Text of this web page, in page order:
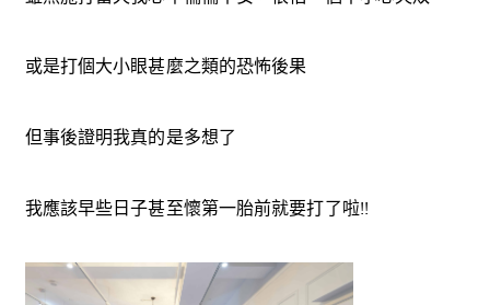
或是打個大小眼甚麼之類的恐怖後果
但事後證明我真的是多想了
我應該早些日子甚至懷第一胎前就要打了啦!!